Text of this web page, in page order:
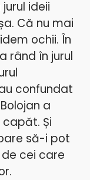
ideii
Că nu mai
ochii. În
rând în jurul
confundat
a
Și
să-i pot
cei care